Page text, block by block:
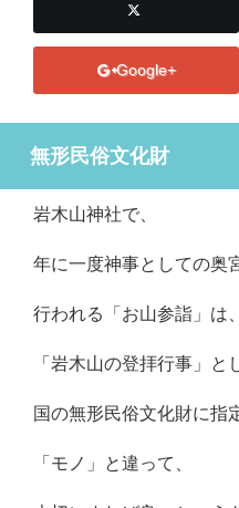
Google+
無形民俗文化財
岩木山神社で、
年に一度神事としての奥
行われる「お山参詣」は、
「岩木山の登拝行事」と
国の無形民俗文化財に指
「モノ」と違って、